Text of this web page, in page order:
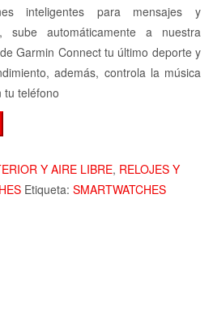
inteligentes para mensajes y
sube automáticamente a nuestra
Garmin Connect tu último deporte y
además, controla la música
tu teléfono
Y AIRE LIBRE, RELOJES Y
Etiqueta: SMARTWATCHES